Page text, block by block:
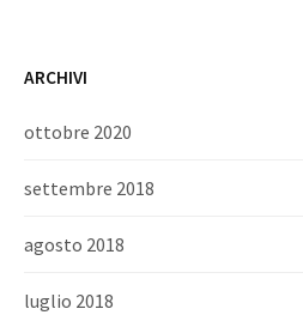
ARCHIVI
ottobre 2020
settembre 2018
agosto 2018
luglio 2018